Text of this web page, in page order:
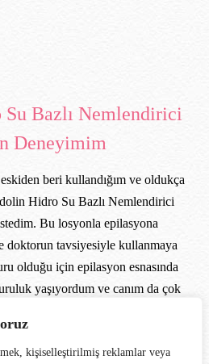
kişiselleştirilmiş reklamlar veya
Bazlı Nemlendirici
Deneyimim
beri kullandığım ve oldukça
Hidro Su Bazlı Nemlendirici
Bu losyonla epilasyona
doktorun tavsiyesiyle kullanmaya
olduğu için epilasyon esnasında
yaşıyordum ve canım da çok
More